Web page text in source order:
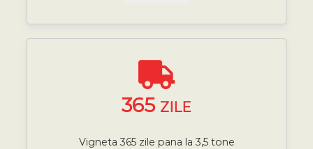
365 ZILE
Vigneta 365 zile pana la 3,5 tone